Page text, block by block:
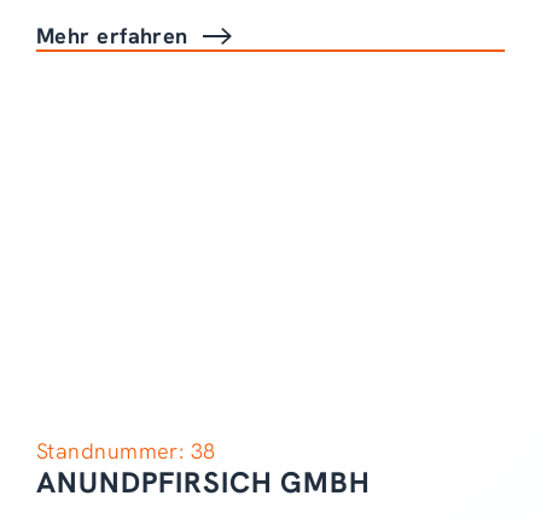
Mehr erfahren
Standnummer: 38
ANUNDPFIRSICH GMBH